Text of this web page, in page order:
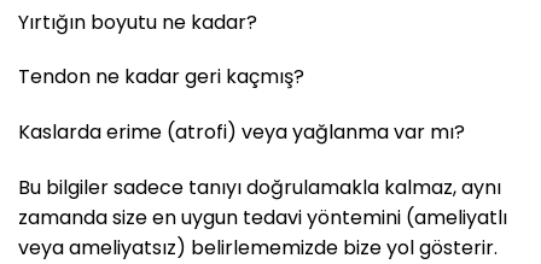
Yırtığın boyutu ne kadar?
Tendon ne kadar geri kaçmış?
Kaslarda erime (atrofi) veya yağlanma var mı?
Bu bilgiler sadece tanıyı doğrulamakla kalmaz, aynı
zamanda size en uygun tedavi yöntemini (ameliyatlı
veya ameliyatsız) belirlememizde bize yol gösterir.